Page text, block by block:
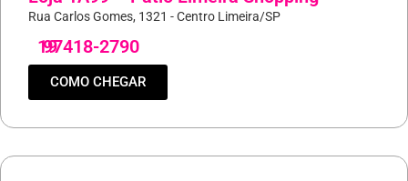
Rua Carlos Gomes, 1321 - Centro Limeira/SP
19
97418-2790
COMO CHEGAR